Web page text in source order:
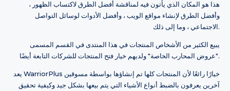
هذا هو المكان الذي يأتون فيه لمناقشة أفضل الطرق لاكتساب الظهور ،
وأفضل الطرق لإنشاء مواقع الويب ، وأفضل الأدوات لوسائل التواصل
الاجتماعي ، وما إلى ذلك.
يبيع الكثير من الأشخاص المنتجات في هذا المنتدى في القسم المسمى
"عروض المحارب الخاصة" ولديهم خيار فتح المنتجات للشركات التابعة أيضًا.
يعد WarriorPlus خيارًا رائعًا لأن المنتجات كلها تم إنشاؤها بواسطة مسوقين
آخرين يعرفون بالضبط أنواع الأشياء التي يتم بيعها بشكل جيد وكيفية تحقيق